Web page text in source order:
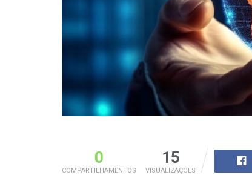
0
COMPARTILHAMENTOS
15
VISUALIZAÇÕES